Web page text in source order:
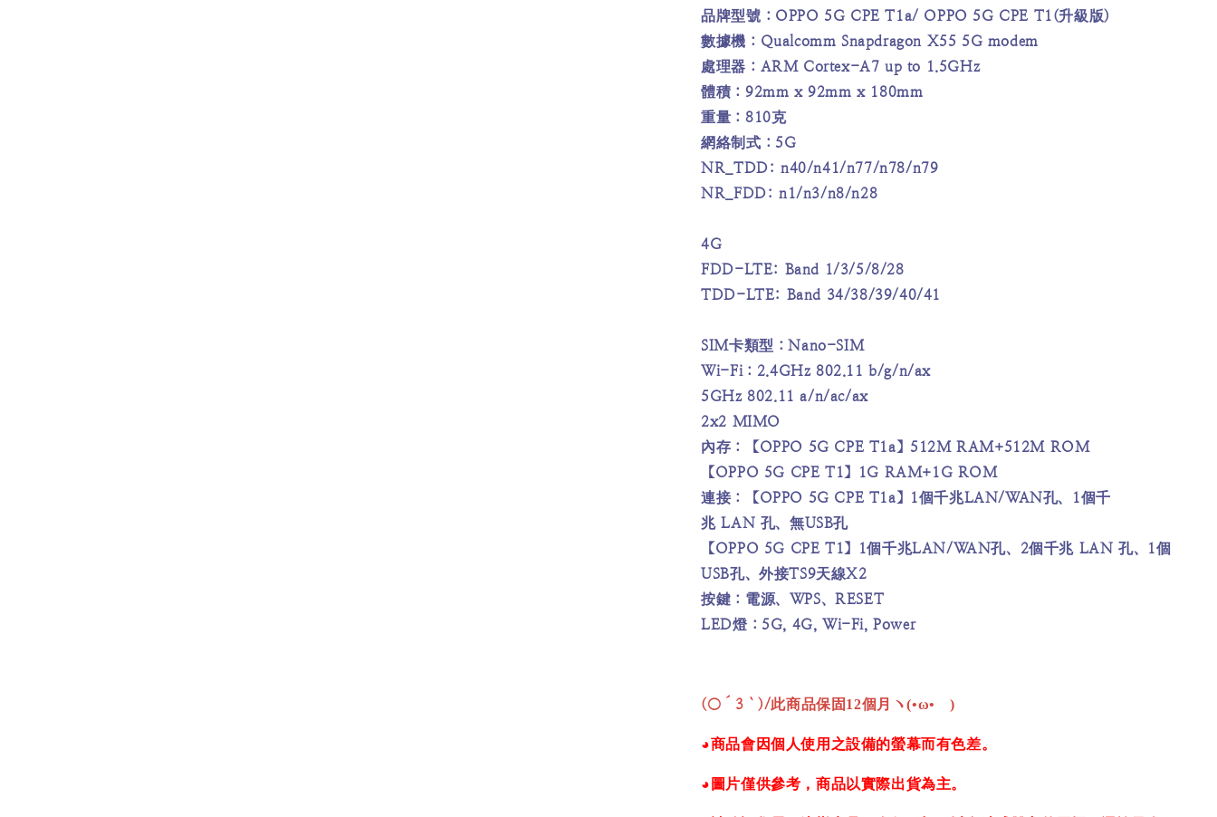
品牌型號：OPPO 5G CPE T1a/ OPPO 5G CPE T1(升級版)
數據機：Qualcomm Snapdragon X55 5G modem
處理器：ARM Cortex-A7 up to 1.5GHz
體積：92mm x 92mm x 180mm
重量：810克
網絡制式：5G
NR_TDD: n40/n41/n77/n78/n79
NR_FDD: n1/n3/n8/n28
4G
FDD-LTE: Band 1/3/5/8/28
TDD-LTE: Band 34/38/39/40/41
SIM卡類型：Nano-SIM
Wi-Fi：2.4GHz 802.11 b/g/n/ax
5GHz 802.11 a/n/ac/ax
2x2 MIMO
內存：【OPPO 5G CPE T1a】512M RAM+512M ROM
【OPPO 5G CPE T1】1G RAM+1G ROM
連接：【OPPO 5G CPE T1a】1個千兆LAN/WAN孔、1個千
兆 LAN 孔、無USB孔
【OPPO 5G CPE T1】1個千兆LAN/WAN孔、2個千兆 LAN 孔、1個
USB孔、外接TS9天線X2
按鍵：電源、WPS、RESET
LED燈：5G, 4G, Wi-Fi, Power
(○´3｀)/此商品保固12個月ヽ(•ω•ゞ)
◕商品會因個人使用之設備的螢幕而有色差。
◕圖片僅供參考，商品以實際出貨為主。